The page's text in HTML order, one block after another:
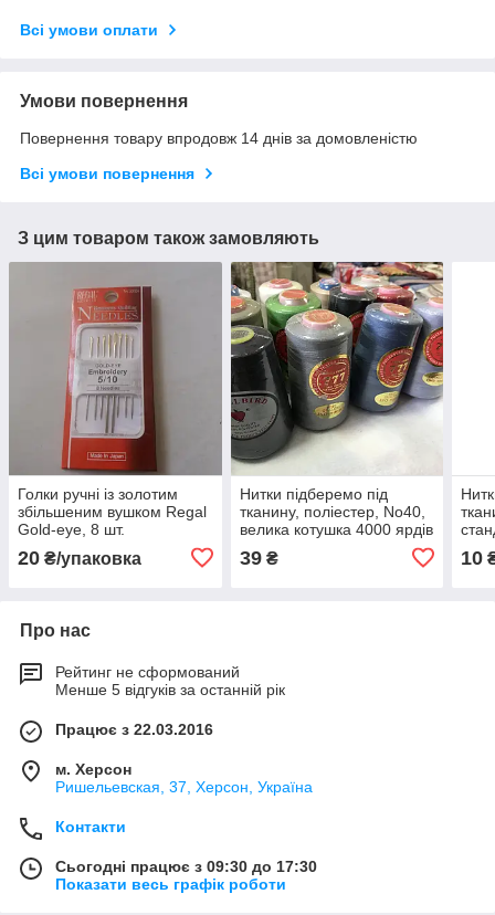
Всі умови оплати
Умови повернення
Повернення товару впродовж 14 днів за домовленістю
Всі умови повернення
З цим товаром також замовляють
Голки ручні із золотим
збільшеним вушком Regal
Gold-eye, 8 шт.
20 ₴/упаковка
Нитки підберемо під
тканину, поліестер, No40,
велика котушка 4000 ярдів
39₴ 10
Про нас
Рейтинг не сформований
Менше 5 відгуків за останній рік
Працює з 22.03.2016
м. Херсон
Ришельевская, 37, Херсон, Україна
Контакти
Сьогодні працює з 09:30 до 17:30
Показати весь графік роботи